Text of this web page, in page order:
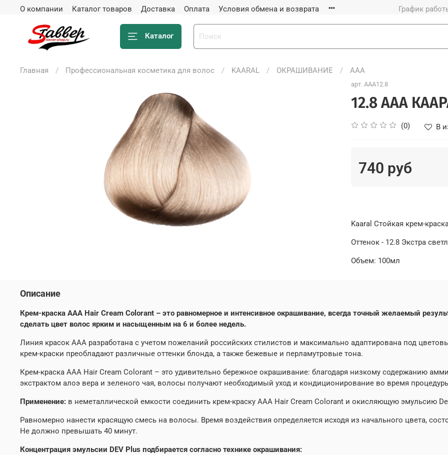
О компании Каталог товаров Доставка Оплата Условия обмена и возврата График
Каталог
Главная Профессиональная косметика для волос KAARAL ОКРАШИВАНИЕ ААА
арт. AAA12.8
12.8 ААА
(0) В
740 руб
Kaaral Стойкая крем-
Оттенок - 12.8 Экстра
Объем: 100мл
Описание
Крем-краска ААА Hair Cream Colorant – это равномерное и интенсивное окрашивание, всегда точный желаемый
сделать цвет волос ярким и насыщенным на 6 и более недель.
Линия красок ААА разработана с учетом пожеланий российских стилистов и максимально адаптирована под
крем-краски преобладают различные оттенки блонда, а также бежевые и перламутровые тона.
Крем-краска ААА Hair Cream Colorant – это удивительно бережное окрашивание: благодаря низкому содержанию
экстрактом алоэ вера и зеленого чая, волосы получают необходимый уход и кондиционирование во время
Применение: в неметаллической емкости соединить крем-краску ААА Hair Cream Colorant и окисляющую эмульсию
Равномерно нанести красящую смесь на волосы. Время воздействия определяется исходя из начального цвета,
Не должно превышать 40 минут.
Концентрация эмульсии DEV Plus подбирается согласно технике окрашивания: